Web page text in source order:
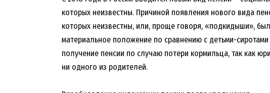
которых неизвестны. Причиной появления нового вида
которых неизвестны, или, проще говоря, «подкидыши»,
материальное положение по сравнению с детьми-
получение пенсии по случаю потери кормильца, так как
ни одного из родителей.